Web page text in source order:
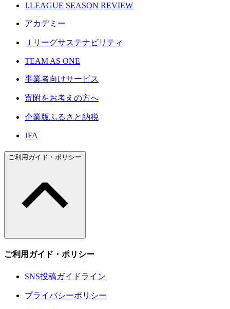
J.LEAGUE SEASON REVIEW
アカデミー
Ｊリーグサステナビリティ
TEAM AS ONE
事業者向けサービス
寄附をお考えの方へ
企業版ふるさと納税
JFA
ご利用ガイド・ポリシー
ご利用ガイド・ポリシー
SNS投稿ガイドライン
プライバシーポリシー